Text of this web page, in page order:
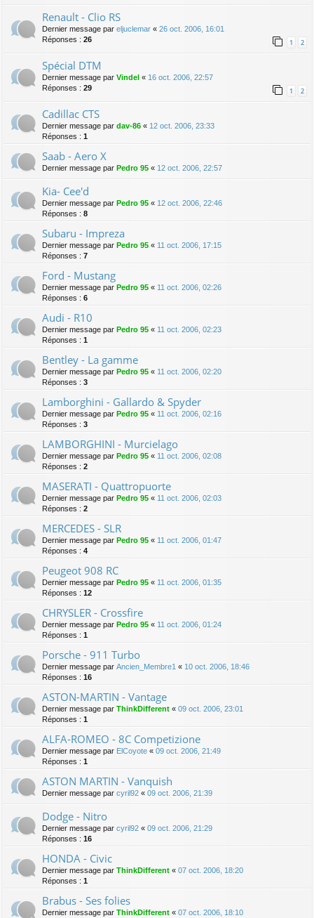
Renault - Clio RS
Dernier message par eljuclemar « 26 oct. 2006, 16:01
Réponses : 26 1 2
Spécial DTM
Dernier message par Vindel « 16 oct. 2006, 22:57
Réponses : 29 1 2
Cadillac CTS
Dernier message par dav-86 « 12 oct. 2006, 23:33
Réponses : 1
Saab - Aero X
Dernier message par Pedro 95 « 12 oct. 2006, 22:57
Kia- Cee'd
Dernier message par Pedro 95 « 12 oct. 2006, 22:46
Réponses : 8
Subaru - Impreza
Dernier message par Pedro 95 « 11 oct. 2006, 17:15
Réponses : 7
Ford - Mustang
Dernier message par Pedro 95 « 11 oct. 2006, 02:26
Réponses : 6
Audi - R10
Dernier message par Pedro 95 « 11 oct. 2006, 02:23
Réponses : 1
Bentley - La gamme
Dernier message par Pedro 95 « 11 oct. 2006, 02:20
Réponses : 3
Lamborghini - Gallardo & Spyder
Dernier message par Pedro 95 « 11 oct. 2006, 02:16
Réponses : 3
LAMBORGHINI - Murcielago
Dernier message par Pedro 95 « 11 oct. 2006, 02:08
Réponses : 2
MASERATI - Quattropuorte
Dernier message par Pedro 95 « 11 oct. 2006, 02:03
Réponses : 2
MERCEDES - SLR
Dernier message par Pedro 95 « 11 oct. 2006, 01:47
Réponses : 4
Peugeot 908 RC
Dernier message par Pedro 95 « 11 oct. 2006, 01:35
Réponses : 12
CHRYSLER - Crossfire
Dernier message par Pedro 95 « 11 oct. 2006, 01:24
Réponses : 1
Porsche - 911 Turbo
Dernier message par Ancien_Membre1 « 10 oct. 2006, 18:46
Réponses : 16
ASTON-MARTIN - Vantage
Dernier message par ThinkDifferent « 09 oct. 2006, 23:01
Réponses : 1
ALFA-ROMEO - 8C Competizione
Dernier message par ElCoyote « 09 oct. 2006, 21:49
Réponses : 1
ASTON MARTIN - Vanquish
Dernier message par cyril92 « 09 oct. 2006, 21:39
Dodge - Nitro
Dernier message par cyril92 « 09 oct. 2006, 21:29
Réponses : 16
HONDA - Civic
Dernier message par ThinkDifferent « 07 oct. 2006, 18:20
Réponses : 1
Brabus - Ses folies
Dernier message par ThinkDifferent « 07 oct. 2006, 18:10